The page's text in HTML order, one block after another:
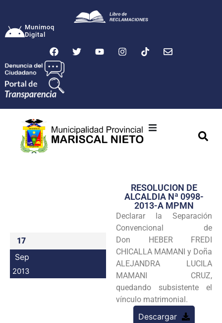
Munimoq
Digital
Transparencia
Seguridad
Programas
Intranet
17
Sep
2013
RESOLUCION DE
ALCALDIA Nª 0998-
2013-A MPMN
Declarar la Separación
Convencional de
Don HEBER FREDI
CHICALLA MAMANI y Doña
ALEJANDRA LUCILA
MAMANI CRUZ,
quedando subsistente el
vínculo matrimonial.
Descargar